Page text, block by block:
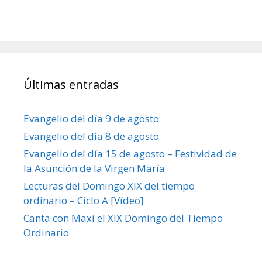
Últimas entradas
Evangelio del día 9 de agosto
Evangelio del día 8 de agosto
Evangelio del día 15 de agosto – Festividad de
la Asunción de la Virgen María
Lecturas del Domingo XIX del tiempo
ordinario – Ciclo A [Vídeo]
Canta con Maxi el XIX Domingo del Tiempo
Ordinario